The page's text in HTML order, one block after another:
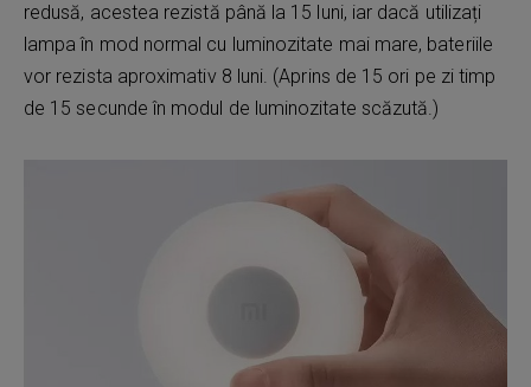
redusă, acestea rezistă până la 15 luni, iar dacă utilizați
lampa în mod normal cu luminozitate mai mare, bateriile
vor rezista aproximativ 8 luni. (Aprins de 15 ori pe zi timp
de 15 secunde în modul de luminozitate scăzută.)